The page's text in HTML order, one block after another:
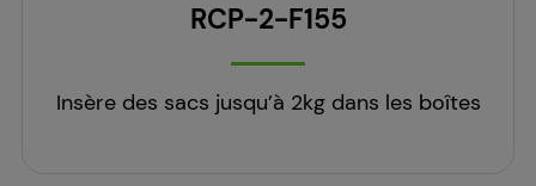
RCP-2-F155
Insère des sacs jusqu’à 2kg dans les boîtes